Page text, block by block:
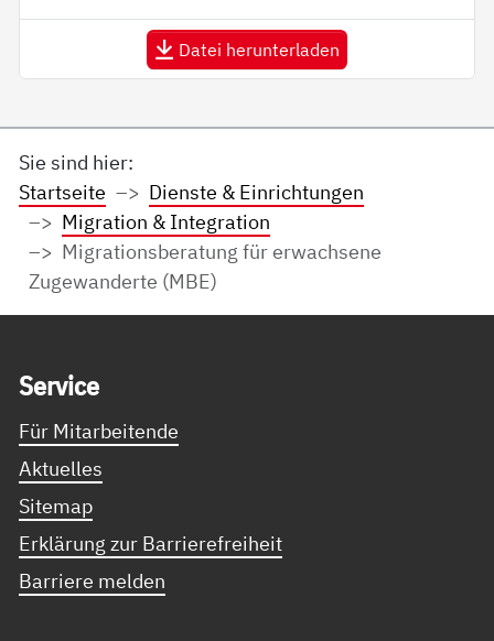
Datei herunterladen
Sie sind hier:
Startseite
Dienste & Einrichtungen
Migration & Integration
Migrationsberatung für erwachsene
Zugewanderte (MBE)
Ser­vice
Für Mitarbeitende
Aktuelles
Sitemap
Erklärung zur Barrierefreiheit
Barriere melden